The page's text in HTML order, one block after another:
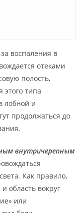
воспаления в
отеками
полость,
типа
лобной и
продолжаться до
внутричерепным
Как правило,
область вокруг
или